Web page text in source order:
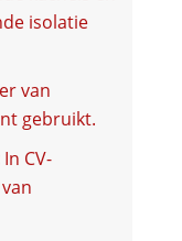
isolatie
van
gebruikt.
In CV-